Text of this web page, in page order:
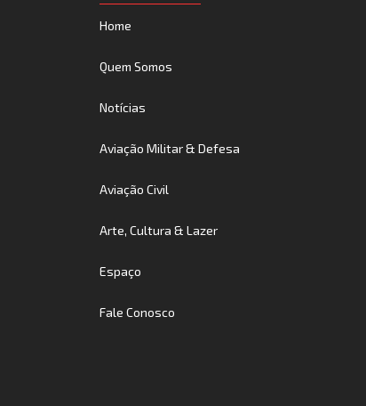
Home
Quem Somos
Notícias
Aviação Militar & Defesa
Aviação Civil
Arte, Cultura & Lazer
Espaço
Fale Conosco